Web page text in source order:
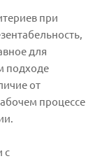
при
для
подходе
от
процессе
с